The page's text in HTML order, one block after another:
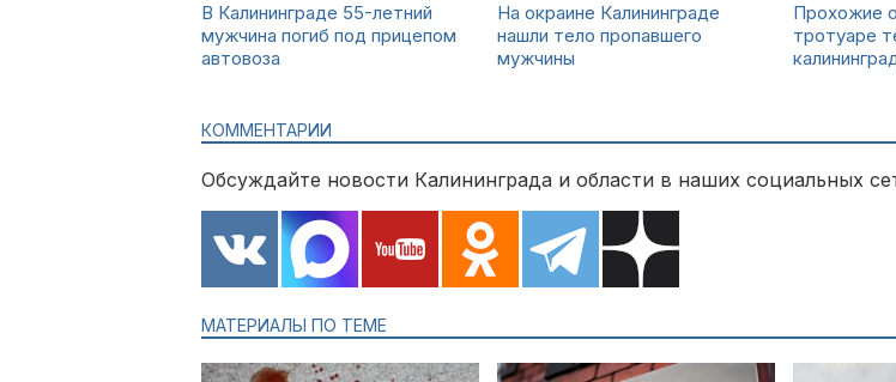
В Калининграде 55-летний
мужчина погиб под прицепом
автовоза
На окраине Калининграде
нашли тело пропавшего
мужчины
Прохожие
тротуаре
КОММЕНТАРИИ
Обсуждайте новости Калининграда и области в наших социальных
МАТЕРИАЛЫ ПО ТЕМЕ